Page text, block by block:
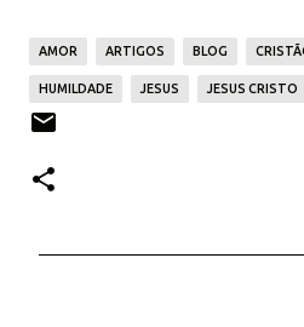
AMOR ARTIGOS BLOG
HUMILDADE JESUS JESUS CRISTO